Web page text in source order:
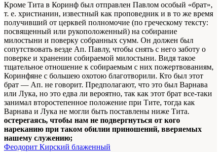
Кроме Тита в Коринф был отправлен Павлом особый «брат»,
т. е. христианин, известный как проповедник и в то же время
получивший от церквей полномочие (по греческому тексту:
посвященный или рукоположенный) на собирание
милостыни и поверку собранных сумм. Он должен был
сопутствовать везде Ап. Павлу, чтобы снять с него заботу о
поверке и хранении собираемой милостыни. Видя такое
тщательное отношение к собираемым с них пожертвованиям,
Коринфяне с большею охотою благотворили. Кто был этот
брат — Ап. не говорит. Предполагают, что это был Варнава
или Лука, но это едва ли вероятно, так как этот брат все-таки
занимал второстепенное положение при Тите, тогда как
Варнава и Лука не могли быть поставлены ниже Тита.
остерегаясь, чтобы нам не подвергнуться от кого
нареканию при таком обилии приношений, вверяемых
нашему служению;
Феодорит Кирский блаженный